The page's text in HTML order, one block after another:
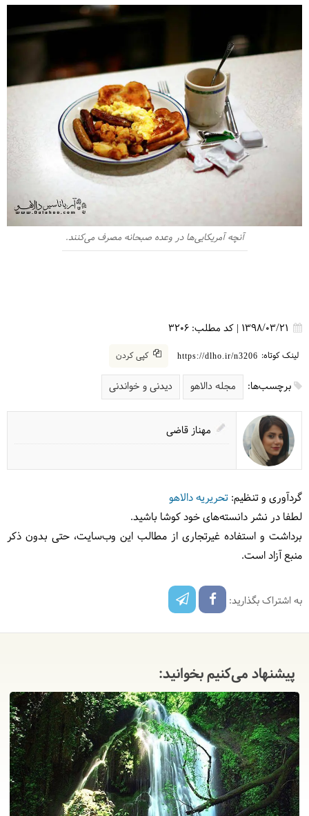
آنچه آمریکایی‌ها در وعده صبحانه مصرف می‌کنند.
1398/03/21
| کد مطلب: 3206
لینک کوتاه: https://dlho.ir/n3206 کپی کردن
برچسب‌ها: مجله دالاهو دیدنی و خواندنی
مهناز قاضی
گردآوری و تنظیم: تحریریه دالاهو
لطفا در نشر دانسته‌های خود کوشا باشید.
برداشت و استفاده غیرتجاری از مطالب این وب‌سایت، حتی بدون ذکر
منبع آزاد است.
به اشتراک بگذارید:
پیشنهاد می‌کنیم بخوانید: